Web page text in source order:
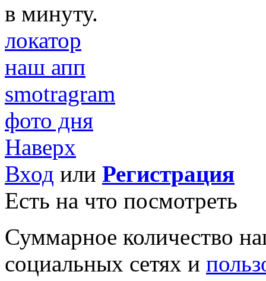
в минуту.
локатор
наш апп
smotragram
фото дня
Наверх
Вход или Регистрация
Есть на что посмотреть
Суммарное количество
социальных сетях и